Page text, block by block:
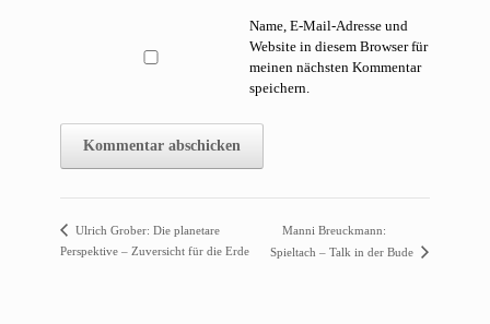
Name, E-Mail-Adresse und
Website in diesem Browser für
meinen nächsten Kommentar
speichern.
Ulrich Grober: Die planetare
Perspektive – Zuversicht für die Erde
Manni Breuckmann:
Spieltach – Talk in der Bude